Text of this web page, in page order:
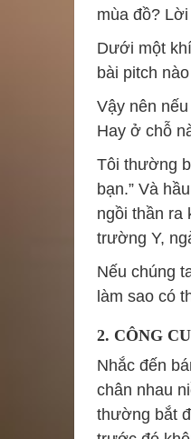
mùa đồ?
Dưới một
bài pitch
Vậy nên
Hay ở chỗ
Tôi thường
bạn.” Và
ngồi thần ra
trường Y,
Nếu chúng
làm sao có
2. CÔNG
Nhắc đến
chân nhau
thường bắt